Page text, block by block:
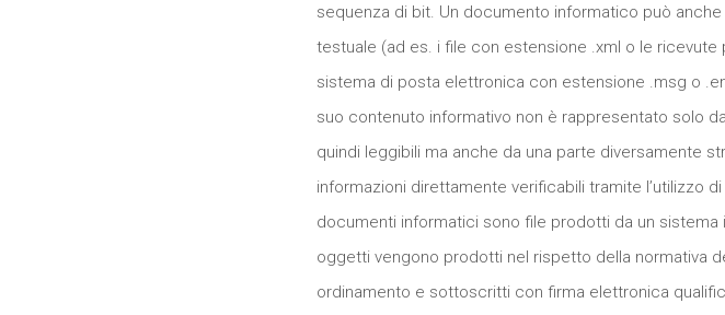
sequenza di bit. Un documento informatico può
testuale (ad es. i file con estensione .xml o le ricevute
sistema di posta elettronica con estensione .msg o
suo contenuto informativo non è rappresentato solo
quindi leggibili ma anche da una parte diversamente
informazioni direttamente verificabili tramite l’utilizzo
documenti informatici sono file prodotti da un sistema
oggetti vengono prodotti nel rispetto della normativa
ordinamento e sottoscritti con firma elettronica